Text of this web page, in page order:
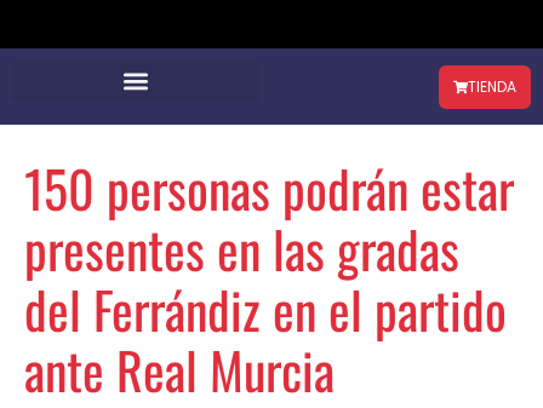
TIENDA
150 personas podrán estar
presentes en las gradas
del Ferrándiz en el partido
ante Real Murcia